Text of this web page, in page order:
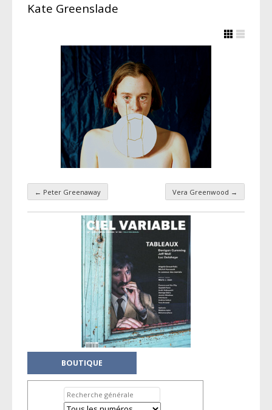
Kate Greenslade
Navigation par taxonomie
← Peter Greenaway Vera Greenwood →
BOUTIQUE